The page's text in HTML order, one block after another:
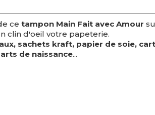
ce tampon Main Fait avec Amour
clin d'oeil votre papeterie.
sachets kraft, papier de soie,
de naissance...